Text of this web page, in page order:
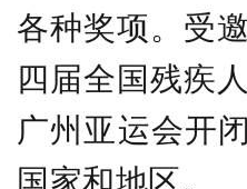
各种奖项。受
四届全国残疾
广州亚运会开